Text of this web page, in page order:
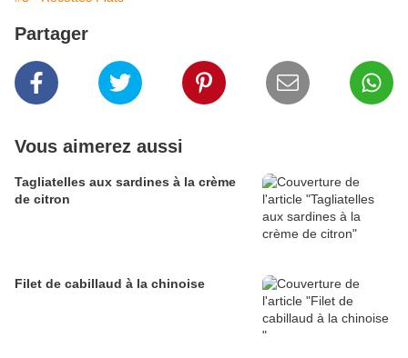
Partager
Vous aimerez aussi
Tagliatelles aux sardines à la crème
de citron
Filet de cabillaud à la chinoise